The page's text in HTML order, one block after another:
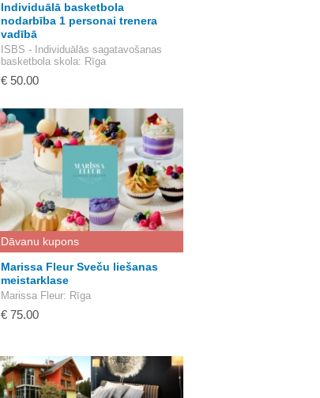
Individuālā basketbola
nodarbība 1 personai trenera
vadībā
ISBS - Individuālās sagatavošanas
basketbola skola: Rīga
€ 50.00
Dāvanu kupons
Marissa Fleur Sveču liešanas
meistarklase
Marissa Fleur: Rīga
€ 75.00